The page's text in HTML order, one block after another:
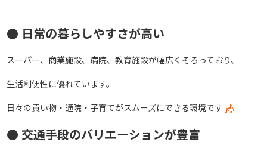
● 日常の暮らしやすさが高い
スーパー、商業施設、病院、教育施設が幅広くそろっており、
生活利便性に優れています。
日々の買い物・通院・子育てがスムーズにできる環境です
● 交通手段のバリエーションが豊富